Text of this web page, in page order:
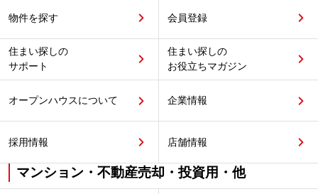
物件を探す 会員登録
住まい探しの
サポート
住まい探しの
お役立ちマガジン
オープンハウスについて 企業情報
採用情報 店舗情報
マンション・不動産売却・投資用・他